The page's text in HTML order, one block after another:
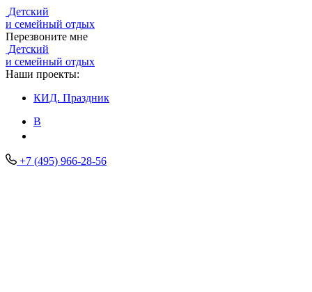
Детский
и семейный отдых
Перезвоните мне
Детский
и семейный отдых
Наши проекты:
КИД. Праздник
В
+7 (495) 966-28-56